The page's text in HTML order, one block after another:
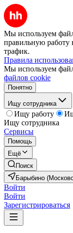
Мы используем
правильную работу
трафик.
Правила
Мы используем
файлов cookie
Понятно
Ищу сотрудника
Ищу работу
Ищу сотрудника
Сервисы
Помощь
Ещё
Поиск
Барыбино
Войти
Войти
Зарегистрироваться